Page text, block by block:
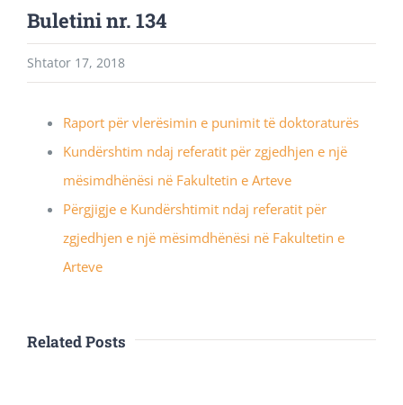
Buletini nr. 134
Shtator 17, 2018
Raport për vlerësimin e punimit të doktoraturës
Kundërshtim ndaj referatit për zgjedhjen e një
mësimdhënësi në Fakultetin e Arteve
Përgjigje e Kundërshtimit ndaj referatit për
zgjedhjen e një mësimdhënësi në Fakultetin e
Arteve
Related Posts